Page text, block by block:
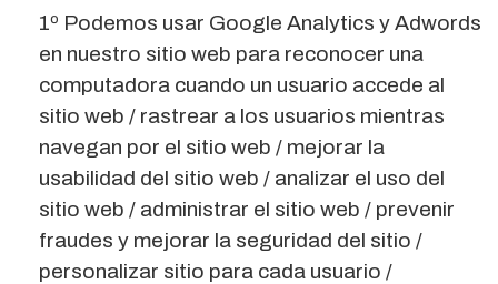
1º Podemos usar Google Analytics y Adwords
en nuestro sitio web para reconocer una
computadora cuando un usuario accede al
sitio web / rastrear a los usuarios mientras
navegan por el sitio web / mejorar la
usabilidad del sitio web / analizar el uso del
sitio web / administrar el sitio web / prevenir
fraudes y mejorar la seguridad del sitio /
personalizar sitio para cada usuario /